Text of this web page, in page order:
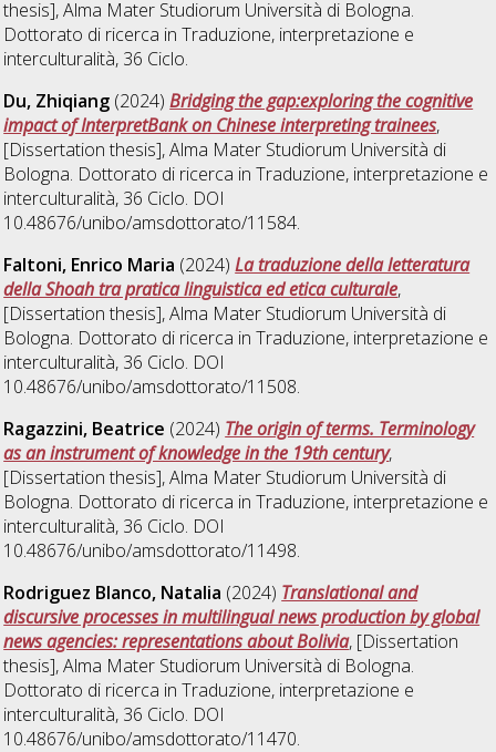
thesis], Alma Mater Studiorum Università di Bologna.
Dottorato di ricerca inTraduzione, interpretazione e
interculturalità, 36 Ciclo.
Du, Zhiqiang (2024)Bridging the gap:exploring the cognitive
impact of InterpretBank on Chinese interpreting trainees,
[Dissertation thesis], Alma Mater Studiorum Università di
Bologna. Dottorato di ricerca inTraduzione, interpretazione e
interculturalità, 36 Ciclo. DOI
10.48676/unibo/amsdottorato/11584.
Faltoni, Enrico Maria (2024)La traduzione della letteratura
della Shoah tra pratica linguistica ed etica culturale,
[Dissertation thesis], Alma Mater Studiorum Università di
Bologna. Dottorato di ricerca inTraduzione, interpretazione e
interculturalità, 36 Ciclo. DOI
10.48676/unibo/amsdottorato/11508.
Ragazzini, Beatrice (2024) The origin of terms. Terminology
as an instrument of knowledge in the 19th century,
[Dissertation thesis], Alma Mater Studiorum Università di
Bologna. Dottorato di ricerca inTraduzione, interpretazione e
interculturalità, 36 Ciclo. DOI
10.48676/unibo/amsdottorato/11498.
Rodriguez Blanco, Natalia (2024) Translational and
discursive processes in multilingual news production by global
news agencies: representations about Bolivia, [Dissertation
thesis], Alma Mater Studiorum Università di Bologna.
Dottorato di ricerca inTraduzione, interpretazione e
interculturalità, 36 Ciclo. DOI
10.48676/unibo/amsdottorato/11470.